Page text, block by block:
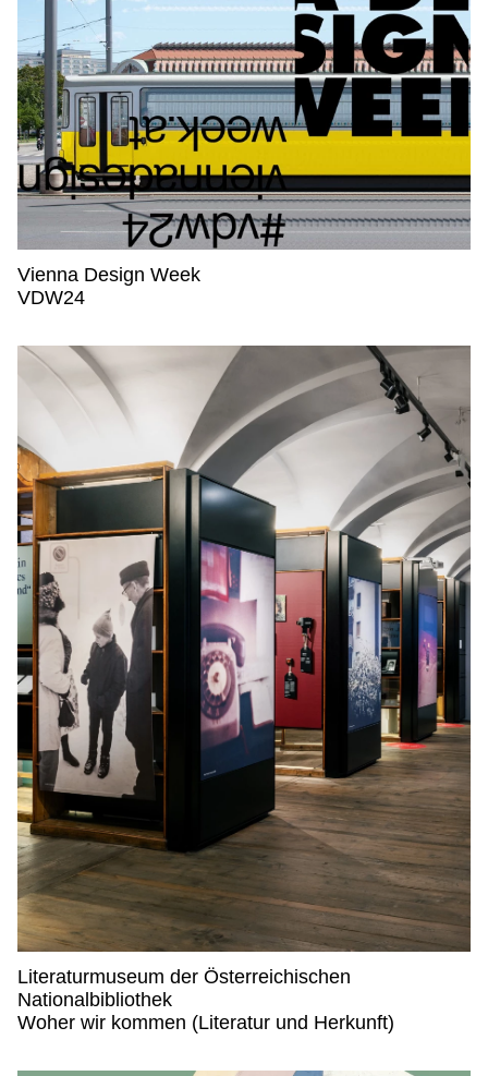
Vienna Design Week
Vienna Design Week,
VDW24
Literaturmuseum der Österreichischen
Nationalbibliothek
Literaturmuseum der Österreichischen
Woher wir kommen (Literatur und Herkunft)